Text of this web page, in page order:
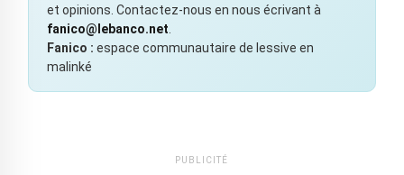
et opinions. Contactez-nous en nous écrivant à
fanico@lebanco.net.
Fanico : espace communautaire de lessive en
malinké
PUBLICITÉ